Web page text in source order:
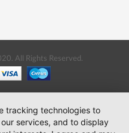
All Rights Reserved.
tracking technologies to
services, and to display